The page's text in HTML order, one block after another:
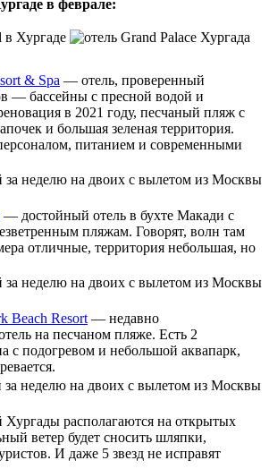
в феврале:
& Spa — отель, проверенный
— бассейны с пресной водой и
в 2021 году, песчаный пляж с
и большая зеленая территория.
питанием и современными
за неделю на двоих с вылетом из Москвы
— достойный отель в бухте Макади с
пляжам. Говорят, волн там
отличные, территория небольшая, но
за неделю на двоих с вылетом из Москвы
Beach Resort — недавно
на песчаном пляже. Есть 2
с подогревом и небольшой аквапарк,
за неделю на двоих с вылетом из Москвы
Хургады располагаются на открытых
ветер будет сносить шляпки,
И даже 5 звезд не исправят